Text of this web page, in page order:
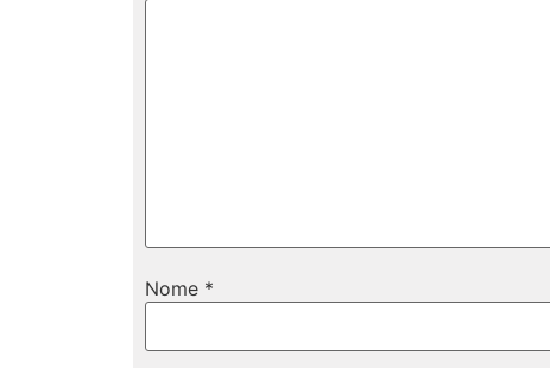
Nome *